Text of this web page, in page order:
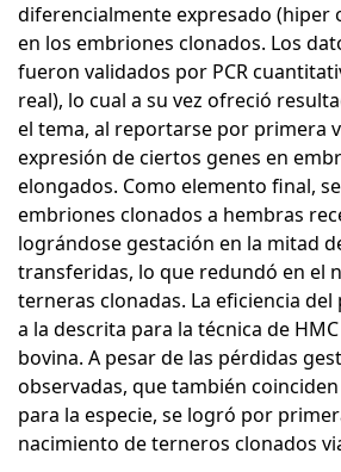
diferencialmente expresado (hiper
en los embriones clonados. Los
fueron validados por PCR
real), lo cual a su vez ofreció
el tema, al reportarse por primera
expresión de ciertos genes en
elongados. Como elemento final,
embriones clonados a hembras
lográndose gestación en la mitad
transferidas, lo que redundó en el
terneras clonadas. La eficiencia
a la descrita para la técnica de
bovina. A pesar de las pérdidas
observadas, que también
para la especie, se logró por
nacimiento de terneros clonados